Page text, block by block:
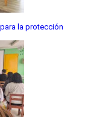
la protección